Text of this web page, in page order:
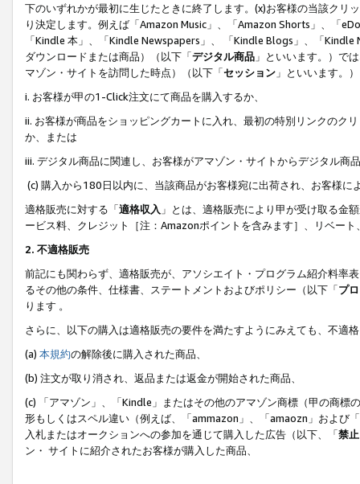
下のいずれかが最初に生じたときに終了します。(x)お客様の当該ク
り決定します。例えば「Amazon Music」、「Amazon Shorts」、「
「Kindle 本」、「Kindle Newspapers」、 「Kindle Blogs」、「
ダウンロードまたは商品）（以下「デジタル商品 」といいます。）で
マゾン・サイトを訪問した時点）（以下「セッション 」といいます。
i. お客様が甲の1-Click注文にて商品を購入するか、
ii. お客様が商品をショッピングカートに入れ、最初の特別リンクのク
か、または
iii. デジタル商品に関連し、お客様がアマゾン・サイトからデジタル
(c) 購入から180日以内に、当該商品がお客様宛に出荷され、お客様
適格販売に対する「適格収入 」とは、適格販売により甲が受け取る金
ービス料、クレジット［注：Amazonポイントを含みます］、リベー
2. 不適格販売
前記にも関わらず、適格販売が、アソシエイト・プログラム紹介料率
るその他の条件、仕様書、ステートメントおよびポリシー（以下「プ
ります 。
さらに、以下の購入は適格販売の要件を満たすようにみえても、不適
(a) 本規約の解除後に購入された商品、
(b) 注文が取り消され、返品または返金が開始された商品、
(c) 「アマゾン」、「Kindle」またはその他のアマゾン商標（甲の商
形もしくはスペル違い（例えば、「ammazon」、「amaozn」および
入札またはオークションへの参加を通じて購入した広告（以下、「禁
ン・ サイトに紹介されたお客様が購入した商品、